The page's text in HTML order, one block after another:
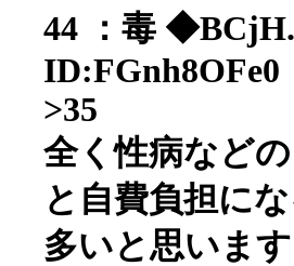
44 ：毒
ID:FGnh8OFe0
>35
全く性病など
と自費負担に
多いと思いま